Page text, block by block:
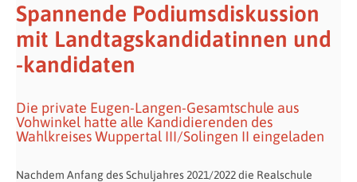
Spannende Podiumsdiskussion
mit Landtagskandidatinnen und
-kandidaten
Die private Eugen-Langen-Gesamtschule aus
Vohwinkel hatte alle Kandidierenden des
Wahlkreises Wuppertal III/Solingen II eingeladen
Nachdem Anfang des Schuljahres 2021/2022 die Realschule